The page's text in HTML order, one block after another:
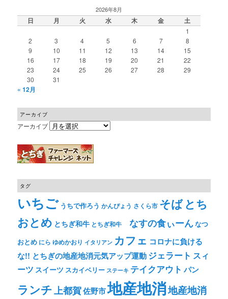
2026年8月
日 月 火 水 木 金 土
1
2
3 4 5 6 7
8
9
10 11 12 13 14
15
16
17 18 19 20 21
22
23
24 25 26 27 28
29
30
31
« 12月
アーカイブ
アーカイブ
タグ
いちご うちで作ろう かんぴょう さくら市 そばとち
おとめ とちぎ和牛 とちぎ和牛 なすの食ぃーんなつ
おとめ にら ゆめかおり イタリアン カフェ コロナに負ける
な!! とちぎの地産地消元気アップ運動ジェラート スィ
ーツ スイーツ スカイベリー ステーキ テイクアウト パン
ランチ上都賀佐野市地産地消地産地消